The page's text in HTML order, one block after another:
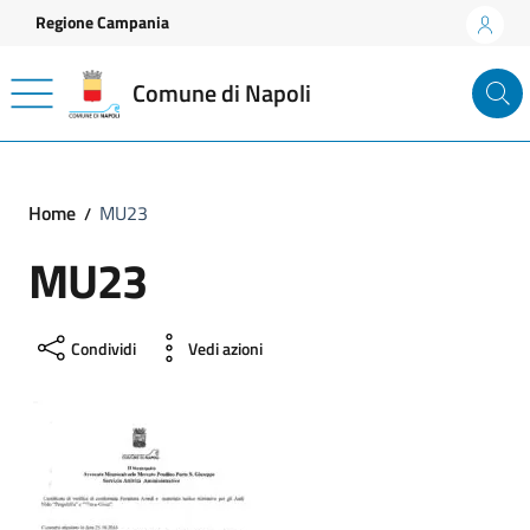
Vai ai contenuti
Vai al footer
Regione Campania
Comune di Napoli
Home MU23
MU23
Condividi Vedi azioni